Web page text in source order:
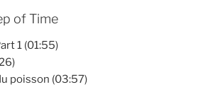
of Time
1 (01:55)
poisson (03:57)